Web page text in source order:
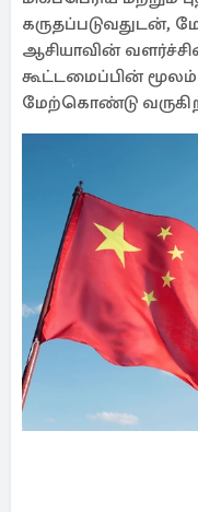
கருதப்படுவதுடன்,
ஆசியாவின்
கூட்டமைப்பின் மூலம்
மேற்கொண்டு